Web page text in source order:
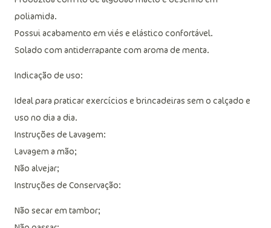
poliamida.
Possui acabamento em viés e elástico confortável.
Solado com antiderrapante com aroma de menta.
Indicação de uso:
Ideal para praticar exercícios e brincadeiras sem o calçado e
uso no dia a dia.
Instruções de Lavagem:
Lavagem a mão;
Não alvejar;
Instruções de Conservação:
Não secar em tambor;